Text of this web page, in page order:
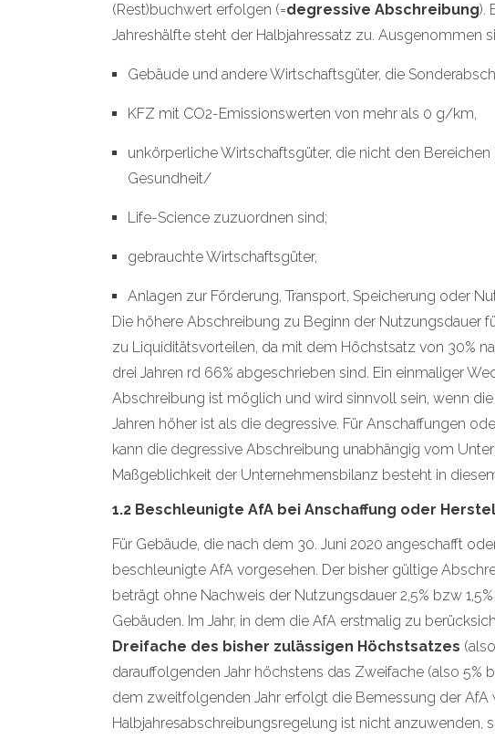
(Rest)buchwert erfolgen (=degressive Abschreibung).
Jahreshälfte steht der Halbjahressatz zu. Ausgenommen
Gebäude und andere Wirtschaftsgüter, die
KFZ mit CO2-Emissionswerten von mehr als 0 g/km,
unkörperliche Wirtschaftsgüter, die nicht den
Gesundheit/
Life-Science zuzuordnen sind;
gebrauchte Wirtschaftsgüter,
Anlagen zur Förderung, Transport, Speicherung oder
Die höhere Abschreibung zu Beginn der Nutzungsdauer
zu Liquiditätsvorteilen, da mit dem Höchstsatz von 30%
drei Jahren rd 66% abgeschrieben sind. Ein einmaliger
Abschreibung ist möglich und wird sinnvoll sein, wenn
Jahren höher ist als die degressive. Für Anschaffungen
kann die degressive Abschreibung unabhängig vom
Maßgeblichkeit der Unternehmensbilanz besteht in
1.2 Beschleunigte AfA bei Anschaffung oder
Für Gebäude, die nach dem 30. Juni 2020 angeschafft
beschleunigte AfA vorgesehen. Der bisher gültige
beträgt ohne Nachweis der Nutzungsdauer 2,5% bzw
Gebäuden. Im Jahr, in dem die AfA erstmalig zu
Dreifache des bisher zulässigen Höchstsatzes
darauffolgenden Jahr höchstens das Zweifache (also 5%
dem zweitfolgenden Jahr erfolgt die Bemessung der AfA
Halbjahresabschreibungsregelung ist nicht anzuwenden,